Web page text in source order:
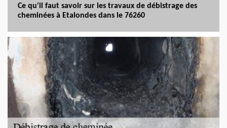
Ce qu'il faut savoir sur les travaux de débistrage des
cheminées à Etalondes dans le 76260